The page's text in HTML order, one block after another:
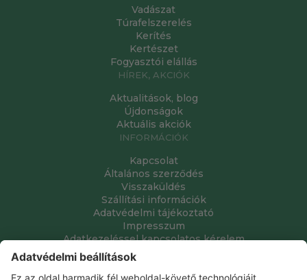
Vadászat
Túrafelszerelés
Kerítés
Kertészet
Fogyasztói elállás
HÍREK, AKCIÓK
Aktualitások, blog
Újdonságok
Aktuális akciók
INFORMÁCIÓK
Kapcsolat
Általános szerződés
Visszaküldés
Szállítási információk
Adatvédelmi tájékoztató
Impresszum
Adatkezeléssel kapcsolatos kérelem